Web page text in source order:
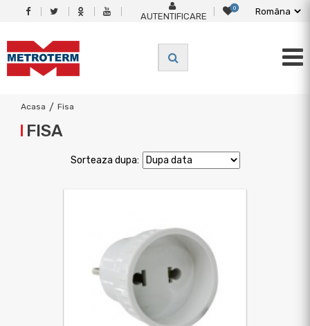
AUTENTIFICARE
0
Acasa / Fisa
FISA
Sorteaza dupa: